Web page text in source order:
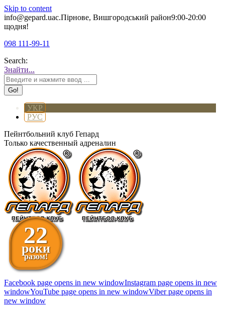
Skip to content
info@gepard.uaс.Пірнове, Вишгородський район9:00-20:00
щодня!
098 111-99-11
Search:
Знайти...
УКР
РУС
Пейнтбольний клуб Гепард
Только качественный адреналин
22
роки
разом!
Facebook page opens in new windowInstagram page opens in new
windowYouTube page opens in new windowViber page opens in
new window